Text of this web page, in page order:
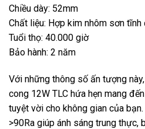
Chiều dày: 52mm
Chất liệu: Hợp kim nhôm sơn tĩnh
Tuổi thọ: 40.000 giờ
Bảo hành: 2 năm
Với những thông số ấn tượng
cong 12W TLC hứa hẹn mang
tuyệt vời cho không gian của
>90Ra giúp ánh sáng trung